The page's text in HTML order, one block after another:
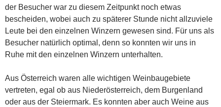
der Besucher war zu diesem Zeitpunkt noch etwas
bescheiden, wobei auch zu späterer Stunde nicht allzuviele
Leute bei den einzelnen Winzern gewesen sind. Für uns als
Besucher natürlich optimal, denn so konnten wir uns in
Ruhe mit den einzelnen Winzern unterhalten.
Aus Österreich waren alle wichtigen Weinbaugebiete
vertreten, egal ob aus Niederösterreich, dem Burgenland
oder aus der Steiermark. Es konnten aber auch Weine aus